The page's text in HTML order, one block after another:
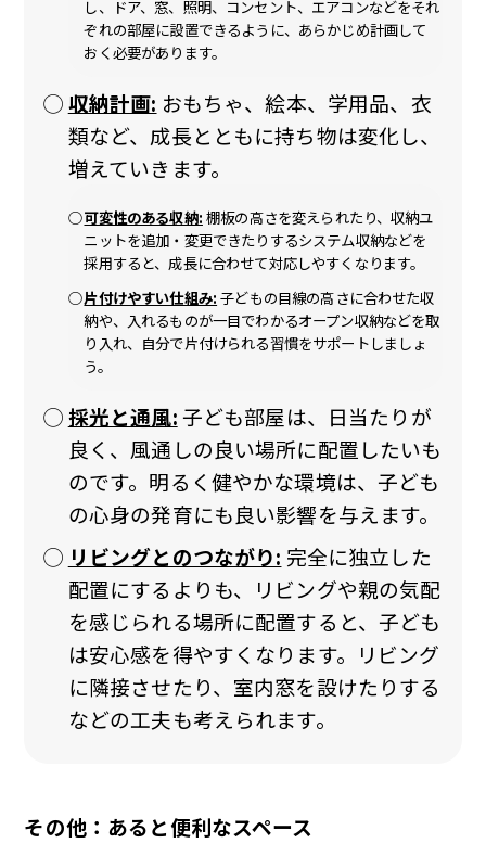
し、ドア、窓、照明、コンセント、エアコンなどをそれ
ぞれの部屋に設置できるように、あらかじめ計画して
おく必要があります。
収納計画: おもちゃ、絵本、学用品、衣
類など、成長とともに持ち物は変化し、
増えていきます。
可変性のある収納: 棚板の高さを変えられたり、収納ユ
ニットを追加・変更できたりするシステム収納などを
採用すると、成長に合わせて対応しやすくなります。
片付けやすい仕組み: 子どもの目線の高さに合わせた収
納や、入れるものが一目でわかるオープン収納などを取
り入れ、自分で片付けられる習慣をサポートしましょ
う。
採光と通風:子ども部屋は、日当たりが
良く、風通しの良い場所に配置したいも
のです。明るく健やかな環境は、子ども
の心身の発育にも良い影響を与えます。
リビングとのつながり: 完全に独立した
配置にするよりも、リビングや親の気配
を感じられる場所に配置すると、子ども
は安心感を得やすくなります。リビング
に隣接させたり、室内窓を設けたりする
などの工夫も考えられます。
その他：あると便利なスペース